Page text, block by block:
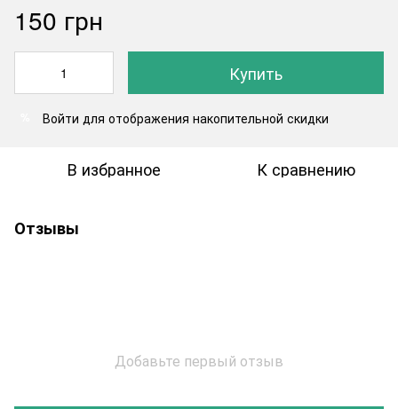
150 грн
Купить
Войти для отображения накопительной скидки
В избранное К сравнению
Отзывы
Добавьте первый отзыв